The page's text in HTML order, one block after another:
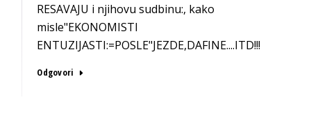
RESAVAJU i njihovu sudbinu:, kako
misle"EKONOMISTI
ENTUZIJASTI:=POSLE"JEZDE,DAFINE....ITD!!!
Odgovori